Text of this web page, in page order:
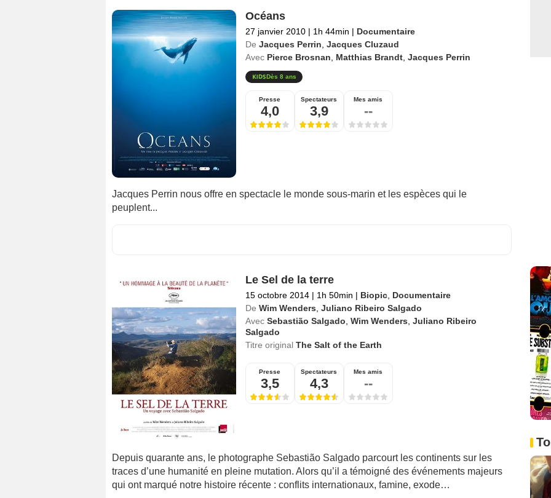
Océans
27 janvier 2010 | 1h 44min | Documentaire
De Jacques Perrin Jacques Cluzaud
Avec Pierce Brosnan Matthias Brandt, Jacques Perrin
Dès 8 ans
Presse
4,0
Spectateurs
3,9
Mes amis
--
Jacques Perrin nous offre en spectacle le monde sous-marin et les espèces qui le
peuplent...
Le Sel de la terre
15 octobre 2014 | 1h 50min | Biopic, Documentaire
De Wim Wenders Juliano Ribeiro Salgado
Avec Sebastião Salgado Wim Wenders Juliano Ribeiro
Salgado
Titre original The Salt of the Earth
Presse
3,5
Spectateurs
4,3
Mes amis
--
Depuis quarante ans, le photographe Sebastião Salgado parcourt les continents sur les
traces d’une humanité en pleine mutation. Alors qu’il a témoigné des événements majeurs
qui ont marqué notre histoire récente : conflits internationaux, famine, exode…